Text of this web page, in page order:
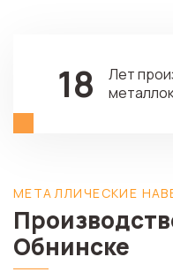
18
Лет
МЕТАЛЛИЧЕСКИЕ
Обнинске